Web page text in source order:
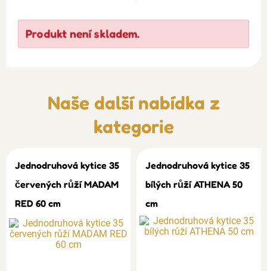
Produkt není skladem.
Naše další nabídka z
kategorie
Jednodruhová kytice 35
červených růží MADAM
RED 60 cm
Jednodruhová kytice 35
bílých růží ATHENA 50
cm